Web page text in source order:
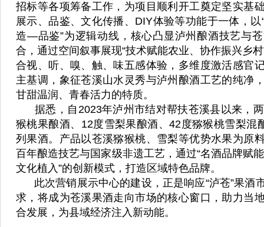
招标等各项筹备工作，为项目顺利开工奠定坚实基
展示、品鉴、文化传播、DIY体验等功能于一体，
造—品鉴”为逻辑动线，核心凸显泸州酿酒技艺与
合，通过空间叙事展现“技术赋能农业、协作振兴乡
合视、听、嗅、触、味五感体验，多维度激活感官
主基调，象征苍溪山水灵秀与泸州酿酒工艺的纯净
甘甜温润、青春活力的特质。
据悉，自2023年泸州市结对帮扶苍溪县以来，
猴桃果酿酒、12度雪梨果酿酒、42度猕猴桃雪梨混
列果酒。产品以苍溪猕猴桃、雪梨等优势水果为原
百年酿造技艺与国家级非遗工艺，通过“名酒品牌赋
文化植入”的创新模式，打造区域特色品牌。
此次营销展示中心的建设，正是响应“泸苍”果酒
求，将成为苍溪果酒走向市场的核心窗口，助力当
合发展，为县域经济注入新动能。